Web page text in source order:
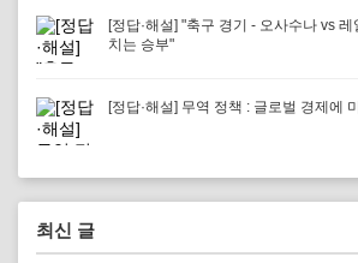
[정답·해설] "축구 경기 - 오사수나 vs
치는 승부"
[정답·해설] 무역 정책 : 글로벌 경제에
최신 글